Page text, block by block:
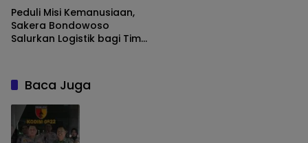
Peduli Misi Kemanusiaan,
Sakera Bondowoso
Salurkan Logistik bagi Tim
Baca Juga